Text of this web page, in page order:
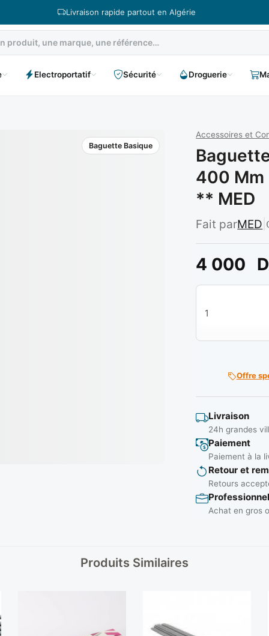
Livraison rapide partout en Algérie
Electroportatif Sécurité Droguerie
Baguette Basique
Accessoires et
400 Mm
** MED
Fait parMED
4 000
quantité de
Offre
Livraison
24h grandes
Paiement
Paiement à la
Retour et
Retours
Achat en gros
Produits Similaires